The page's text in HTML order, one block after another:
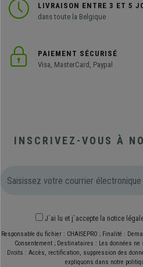
LIVRAISON ENTRE 3 ET 5
dans toute la Belgique
PAIEMENT SÉCURISÉ
Visa, MasterCard, Paypal
INSCRIVEZ-VOUS À
J´ai lu et j´accepte la notice
Responsable du fichier : CHAISEPRO ; Finalité :
Consentement ; Destinataires : Les données
Droits : Accès, rectification, suppression des
expliquons dans notre